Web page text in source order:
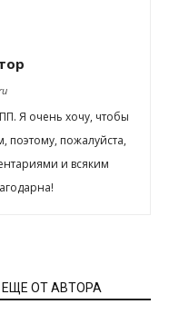
Я очень хочу, чтобы
пожалуйста,
и всяким
ЕЩЕ ОТ АВТОРА